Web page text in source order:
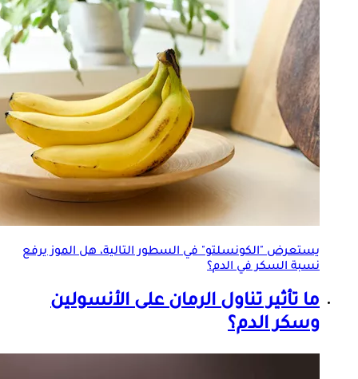
يستعرض "الكونسلتو" في السطور التالية، هل الموز يرفع
نسبةالسكر في الدم؟
ما تأثير تناول الرمان على الأنسولين
وسكر الدم؟